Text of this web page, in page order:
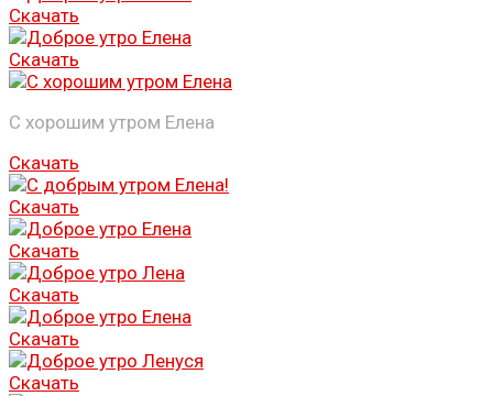
Скачать
Скачать
С хорошим утром Елена
Скачать
Скачать
Скачать
Скачать
Скачать
Скачать